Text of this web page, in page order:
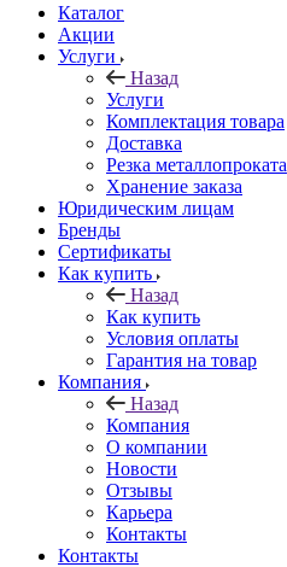
Каталог
Акции
Услуги
Назад
Услуги
Комплектация товара
Доставка
Резка металлопроката
Хранение заказа
Юридическим лицам
Бренды
Сертификаты
Как купить
Назад
Как купить
Условия оплаты
Гарантия на товар
Компания
Назад
Компания
О компании
Новости
Отзывы
Карьера
Контакты
Контакты